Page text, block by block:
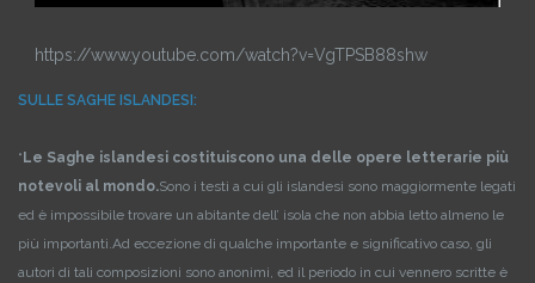
https://www.youtube.com/watch?v=VgTPSB88shw
SULLE SAGHE ISLANDESI:
“ Le Saghe islandesi costituiscono una delle opere letterarie più
notevoli al mondo.Sono i testi a cui gli islandesi sono maggiormente legati
ed è impossibile trovare un abitante dell’ isola che non abbia letto almeno le
più importanti.Ad eccezione di qualche importante e significativo caso, gli
autori di tali composizioni sono anonimi, ed il periodo in cui vennero scritte è